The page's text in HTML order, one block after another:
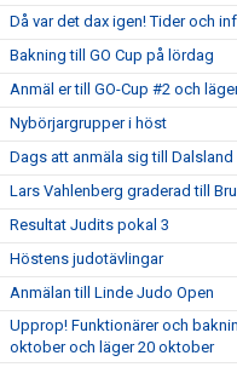
Då var det dax igen! Tider och
Bakning till GO Cup på lördag
Anmäl er till GO-Cup #2 och
Nybörjargrupper i höst
Dags att anmäla sig till Dalsland
Lars Vahlenberg graderad till
Resultat Judits pokal 3
Höstens judotävlingar
Anmälan till Linde Judo Open
Upprop! Funktionärer och
oktober och läger 20 oktober